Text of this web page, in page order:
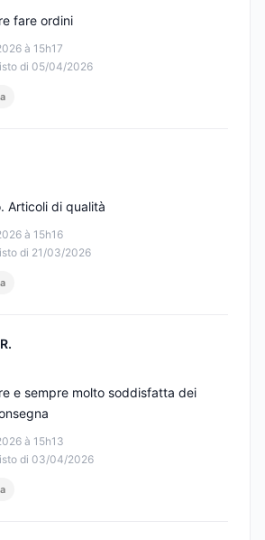
à 15h17
di 05/04/2026
fare ordini
à 15h16
di 21/03/2026
Articoli di qualità
à 15h13
di 03/04/2026
e sempre molto soddisfatta dei